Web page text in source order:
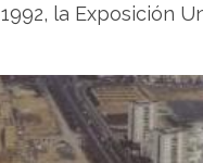
la Exposición